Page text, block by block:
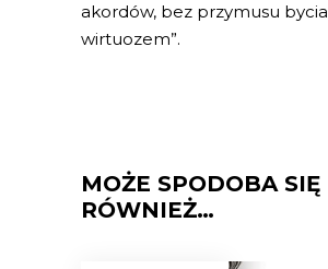
akordów, bez przymusu bycia
wirtuozem”.
MOŻE SPODOBA SIĘ
RÓWNIEŻ…